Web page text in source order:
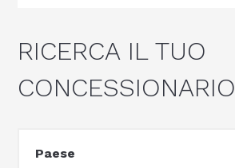
RICERCA IL TUO
CONCESSIONARIO
Paese